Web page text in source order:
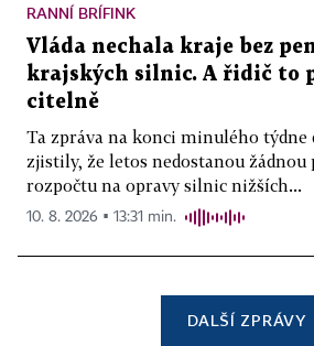
RANNÍ BRÍFINK
Vláda nechala kraje bez
krajských silnic. A řidič to
citelně
Ta zpráva na konci minulého týdne
zjistily, že letos nedostanou
rozpočtu na opravy silnic nižších...
10. 8. 2026 ▪ 13:31 min.
DALŠÍ ZPRÁVY